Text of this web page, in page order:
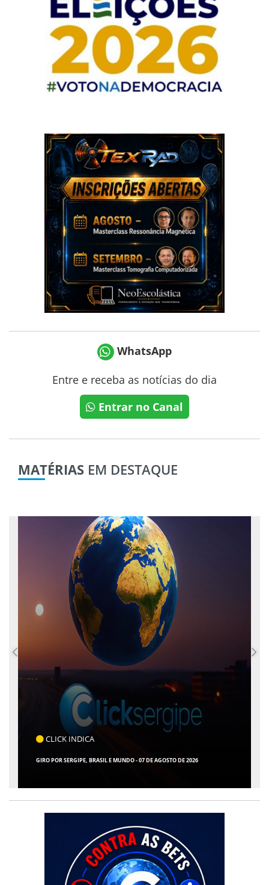
WhatsApp
Entre e receba as notícias do dia
Entrar no Canal
MATÉRIAS EM DESTAQUE
CLICK INDICA
GIRO POR SERGIPE, BRASIL E MUNDO - 07 DE AGOSTO DE 2026